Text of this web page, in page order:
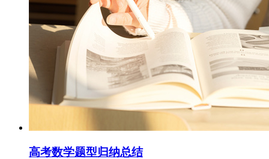
高考数学题型归纳总结